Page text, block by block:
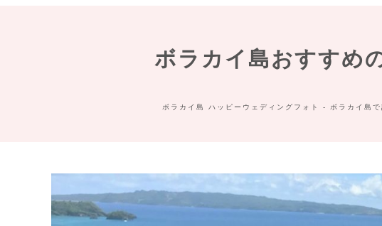
ボラカイ島おすすめ
ボラカイ島 ハッピーウェディングフォト - ボラカイ島で